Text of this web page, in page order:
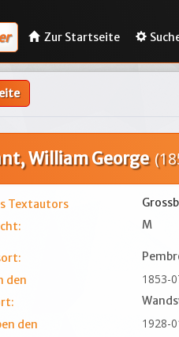
Zur Startseite
William George
Textautors
M
den
1853-
den
1928-